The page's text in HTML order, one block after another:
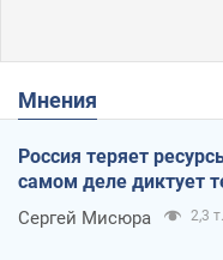
Мнения
Россия теряет
самом деле диктует
Сергей Мисюра 2,3 т.